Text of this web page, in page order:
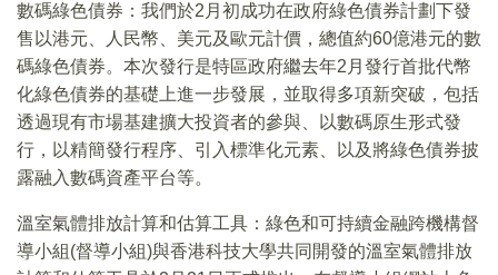
數碼綠色債券：我們於2月初成功在政府綠色債券計劃下發
售以港元、人民幣、美元及歐元計價，總值約60億港元的數
碼綠色債券。本次發行是特區政府繼去年2月發行首批代幣
化綠色債券的基礎上進一步發展，並取得多項新突破，包括
透過現有市場基建擴大投資者的參與、以數碼原生形式發
行，以精簡發行程序、引入標準化元素、以及將綠色債券披
露融入數碼資產平台等。
溫室氣體排放計算和估算工具：綠色和可持續金融跨機構督
導小組(督導小組)與香港科技大學共同開發的溫室氣體排放